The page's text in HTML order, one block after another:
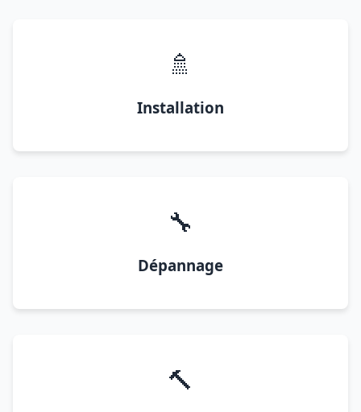
🚿
Installation
🔧
Dépannage
🔨